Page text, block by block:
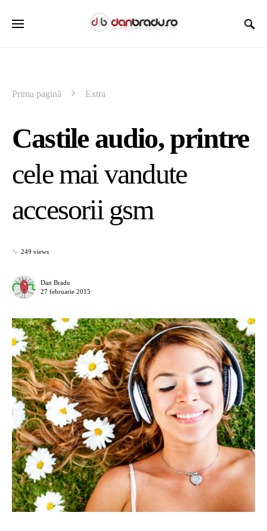
Prima pagină Extra
Castile audio, printre
cele mai vandute
accesorii gsm
249 views
Dan Bradu
27 februarie 2015